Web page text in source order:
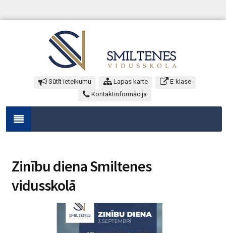
Sūtīt ieteikumu Lapas karte
E-klase
Kontaktinformācija
Zinību diena Smiltenes
vidusskolā